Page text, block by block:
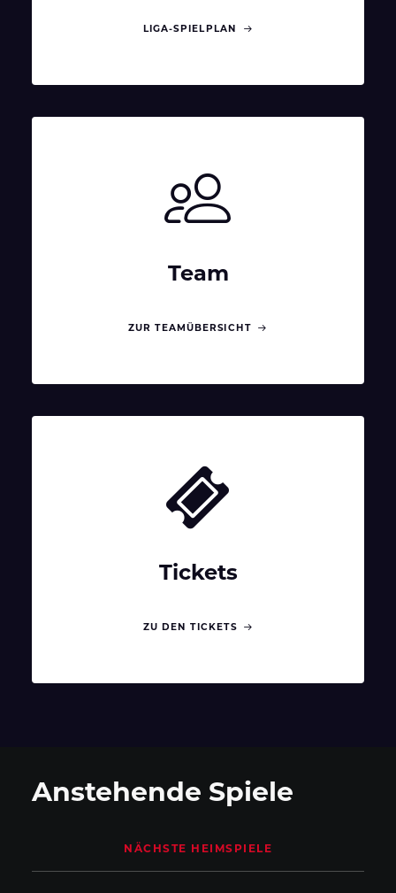
LIGA-SPIELPLAN
Team
ZUR TEAMÜBERSICHT
Tickets
ZU DEN TICKETS
Anstehende Spiele
NÄCHSTE HEIMSPIELE